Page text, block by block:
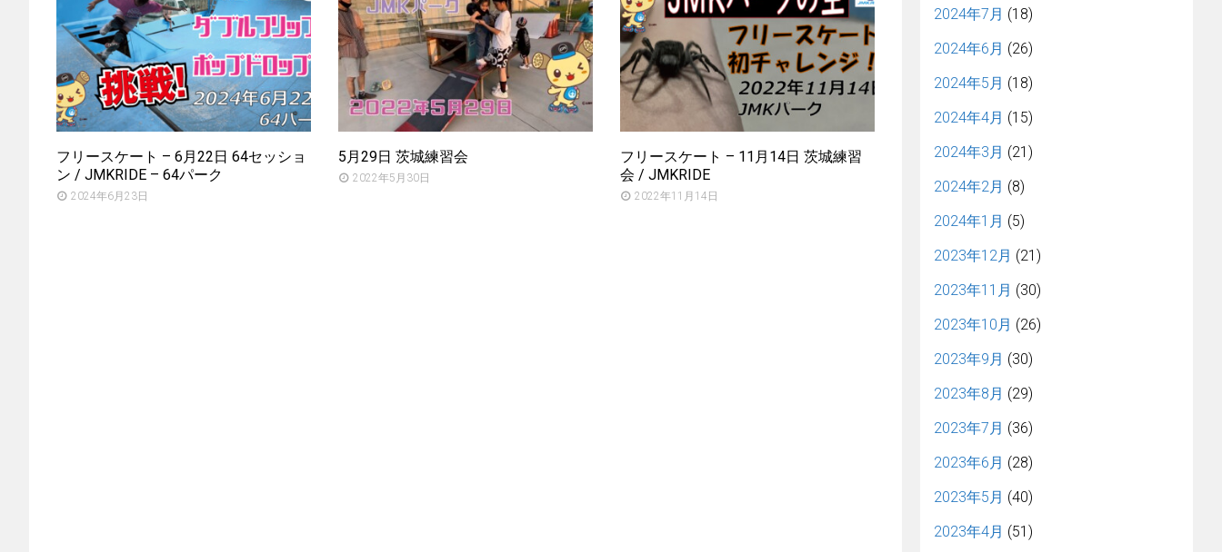
フリースケート – 6月22日 64セッショ
ン / JMKRIDE – 64パーク
2024年6月23日
5月29日 茨城練習会
2022年5月30日
フリースケート – 11月14日 茨城練習
会 / JMKRIDE
2022年11月14日
2024年7月 (18)
2024年6月 (26)
2024年5月 (18)
2024年4月 (15)
2024年3月 (21)
2024年2月 (8)
2024年1月 (5)
2023年12月 (21)
2023年11月 (30)
2023年10月 (26)
2023年9月 (30)
2023年8月 (29)
2023年7月 (36)
2023年6月 (28)
2023年5月 (40)
2023年4月 (51)